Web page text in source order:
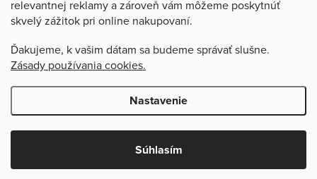
relevantnej reklamy a zároveň vám môžeme poskytnúť
skvelý zážitok pri online nakupovaní.
Ďakujeme, k vašim dátam sa budeme správať slušne.
Zásady používania cookies.
Nastavenie
Súhlasím
Poradňa
Copyright 2026Stevula.sk. Všetky práva vyhradené.Upraviť
nastavenie cookies